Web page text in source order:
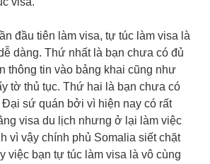
đầu tiên làm visa, tự túc làm visa là
dàng. Thứ nhất là bạn chưa có đủ
thông tin vào bảng khai cũng như
tờ thủ tục. Thứ hai là bạn chưa có
Đại sứ quán bởi vì hiện nay có rất
visa du lịch nhưng ở lại làm việc
vì vậy chính phủ Somalia siết chặt
việc bạn tự túc làm visa là vô cùng